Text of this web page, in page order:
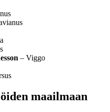
– Viggo
maailmaan